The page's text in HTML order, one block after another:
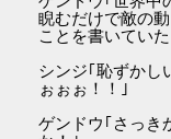
睨むだけで敵の
ことを書いてい
シンジ｢恥ずかし
ぉぉぉ！！｣
ゲンドウ｢さっ